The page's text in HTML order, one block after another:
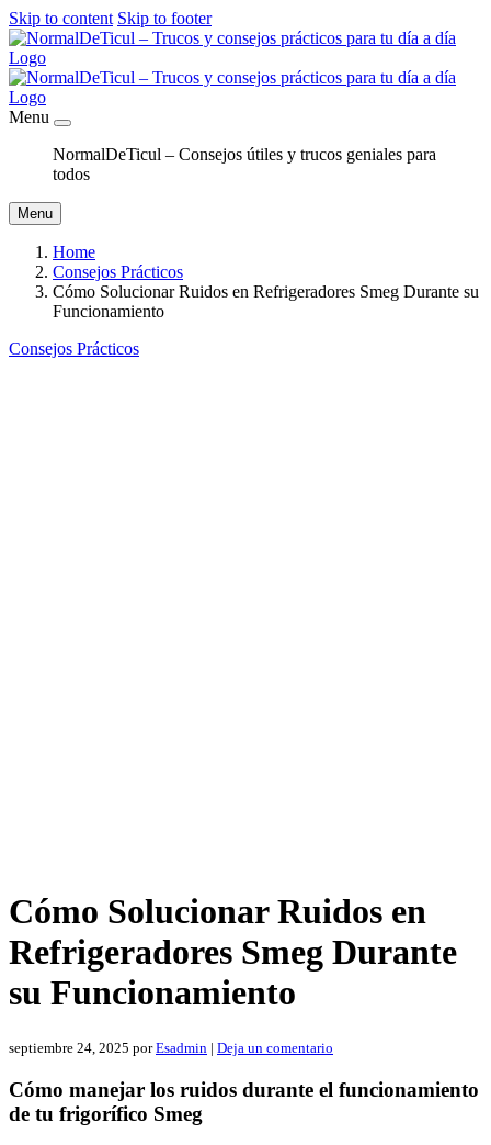
Skip to content Skip to footer
Menu
NormalDeTicul – Consejos útiles y trucos geniales para
todos
Menu
Home
Consejos Prácticos
Cómo Solucionar Ruidos en Refrigeradores Smeg Durante su
Funcionamiento
Consejos Prácticos
Cómo Solucionar Ruidos en
Refrigeradores Smeg Durante
su Funcionamiento
septiembre 24, 2025 porEsadmin | Deja un comentario
Cómo manejar los ruidos durante el funcionamiento
de tu frigorífico Smeg